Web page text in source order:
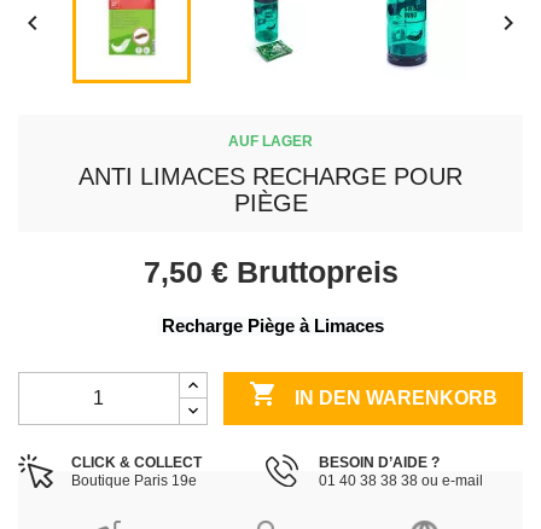
 
AUF LAGER
ANTI LIMACES RECHARGE POUR
PIÈGE
7,50 € Bruttopreis
Recharge Piège à Limaces
 IN DEN WARENKORB
CLICK & COLLECT
Boutique Paris 19e
BESOIN D’AIDE ?
01 40 38 38 38 ou e-mail